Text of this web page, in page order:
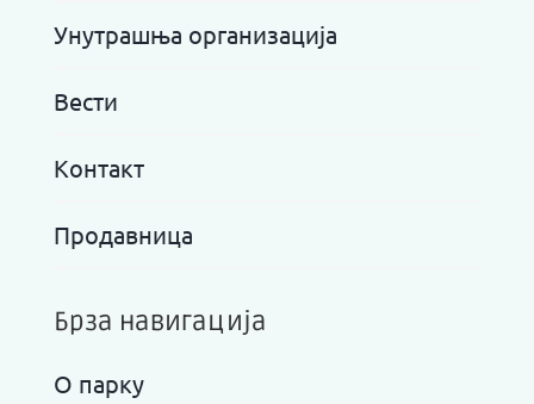
Унутрашња организација
Вести
Контакт
Продавница
Брза навигација
О парку